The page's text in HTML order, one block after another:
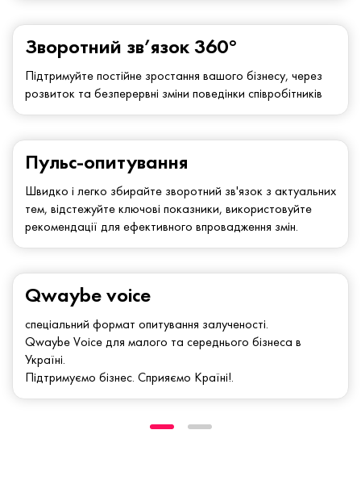
Зворотний зв’язок 360°
Підтримуйте постійне зростання вашого бізнесу, через
розвиток та безперервні зміни поведінки співробітників
Qwaybe voice
спеціальний формат опитування залученості.
Qwaybe Voice для малого та середнього бізнеса в
Україні.
Підтримуємо бізнес. Сприяємо Країні!.
Пульс-опитування
Швидко і легко збирайте зворотний зв'язок з актуальних
тем, відстежуйте ключові показники, використовуйте
рекомендації для ефективного впровадження змін.